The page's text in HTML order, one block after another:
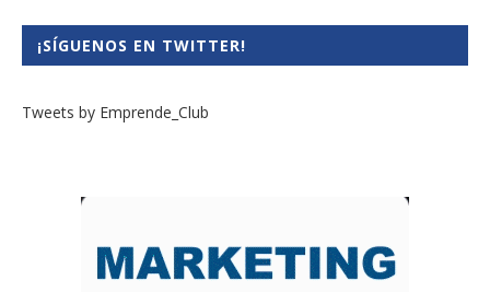
¡SÍGUENOS EN TWITTER!
Tweets by Emprende_Club